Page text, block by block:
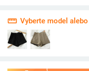
straighten Vyberte model